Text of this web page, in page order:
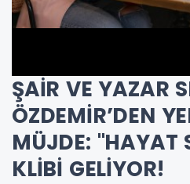
ŞAİR VE YAZAR
ÖZDEMİR’DEN
MÜJDE: "HAYAT
KLİBİ GELİYOR!